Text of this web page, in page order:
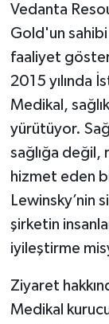
Vedanta
Gold'un sahibi
faaliyet
2015 yılında
Medikal,
yürütüyor.
sağlığa değil,
hizmet eden
Lewinsky’nin
şirketin
iyileştirme
Ziyaret
Medikal